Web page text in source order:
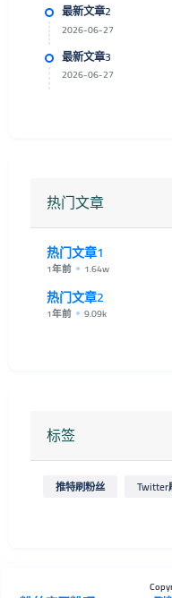
最新文章2
2026-06-27
最新文章3
2026-06-27
热门文章
热门文章1
1年前 1.64w
热门文章2
1年前 9.09k
标签
推特刷粉丝 Twitter